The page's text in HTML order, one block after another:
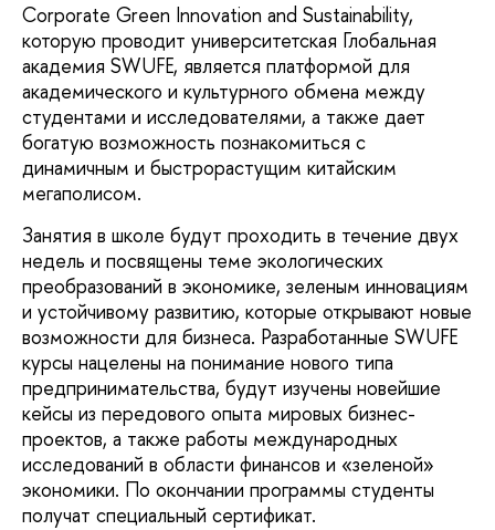
Corporate Green Innovation and Sustainability,
которую проводит университетская Глобальная
академия SWUFE, является платформой для
академического и культурного обмена между
студентами и исследователями, а также дает
богатую возможность познакомиться с
динамичным и быстрорастущим китайским
мегаполисом.
Занятия в школе будут проходить в течение двух
недель и посвящены теме экологических
преобразований в экономике, зеленым инновациям
и устойчивому развитию, которые открывают новые
возможности для бизнеса. Разработанные SWUFE
курсы нацелены на понимание нового типа
предпринимательства, будут изучены новейшие
кейсы из передового опыта мировых бизнес-
проектов, а также работы международных
исследований в области финансов и «зеленой»
экономики. По окончании программы студенты
получат специальный сертификат.